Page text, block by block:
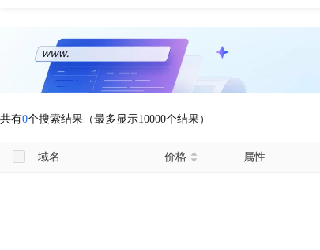
共有0个搜索结果（最多显示10000个结果）
域名 价格 属性